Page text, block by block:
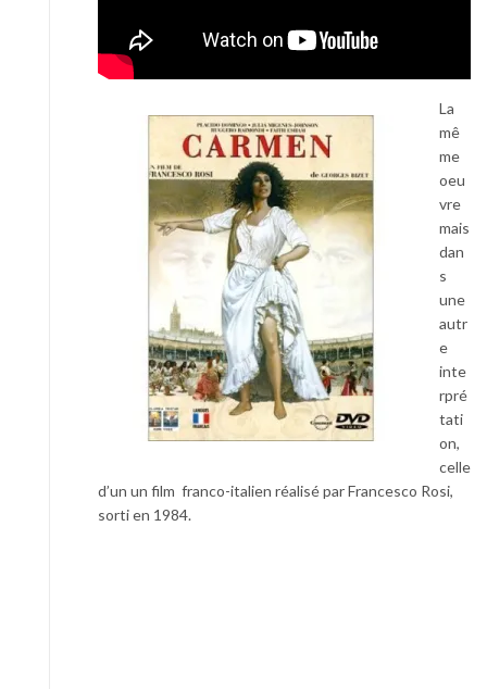
La
mê
me
oeu
vre
mais
dan
s
une
autr
e
inte
rpré
tati
on,
celle
d’un un film franco-italien réalisé par Francesco Rosi,
sorti en 1984.